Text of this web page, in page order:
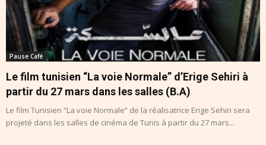
Pause Café
Le film tunisien “La voie Normale” d’Erige Sehiri à
partir du 27 mars dans les salles (B.A)
Le film Tunisien “La voie Normale” de la réalisatrice Erige Sehiri sera
projeté dans les salles de cinéma de Tunis à partir du 27 mars...